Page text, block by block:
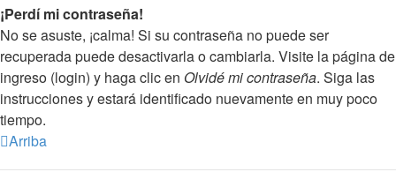
¡Perdí mi contraseña!
No se asuste, ¡calma! Si su contraseña no puede ser
recuperada puede desactivarla o cambiarla. Visite la página de
ingreso (login) y haga clic en Olvidé mi contraseña. Siga las
instrucciones y estará identificado nuevamente en muy poco
tiempo.
Arriba